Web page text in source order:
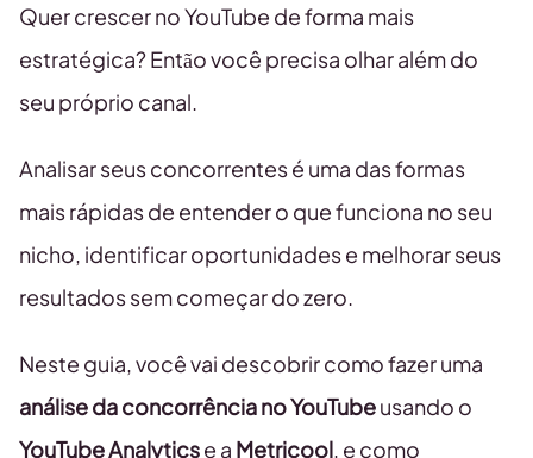
Quer crescer no YouTube de forma mais
estratégica? Então você precisa olhar além do
seu próprio canal.
Analisar seus concorrentes é uma das formas
mais rápidas de entender o que funciona no seu
nicho, identificar oportunidades e melhorar seus
resultados sem começar do zero.
Neste guia, você vai descobrir como fazer uma
análise da concorrência no YouTubeusando o
YouTube Analyticse a Metricool, e como